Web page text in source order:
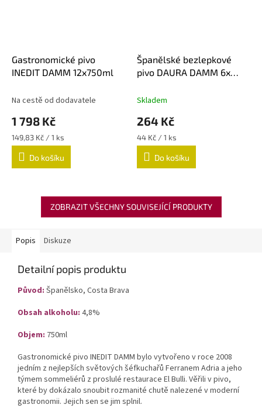
Gastronomické pivo
INEDIT DAMM 12x750ml
Na cestě od dodavatele
1 798 Kč
Měrná
cena:
149,83 Kč / 1 ks
Do košíku
Španělské bezlepkové
pivo DAURA DAMM 6x
Skladem
264 Kč
Měrná
cena:
44 Kč / 1 ks
Do košíku
ZOBRAZIT VŠECHNY SOUVISEJÍCÍ PRODUKTY
Popis Diskuze
Detailní popis produktu
Původ: Španělsko, Costa Brava
Obsah alkoholu: 4,8%
Objem: 750ml
Gastronomické pivo INEDIT DAMM bylo vytvořeno v roce 2008
jedním z nejlepších světových šéfkuchařů Ferranem Adria a jeho
týmem sommeliérů z proslulé restaurace El Bulli. Věřili v pivo,
které by dokázalo snoubit rozmanité chutě nalezené v moderní
gastronomii. Jejich sen se jim splnil.